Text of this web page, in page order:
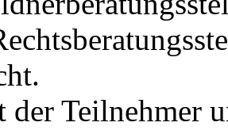
der Teilnehmer